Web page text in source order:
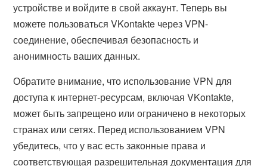
устройстве и войдите в свой аккаунт. Теперь вы
можете пользоваться VKontakte через VPN-
соединение, обеспечивая безопасность и
анонимность ваших данных.
Обратите внимание, что использование VPN для
доступа к интернет-ресурсам, включая VKontakte,
может быть запрещено или ограничено в некоторых
странах или сетях. Перед использованием VPN
убедитесь, что у вас есть законные права и
соответствующая разрешительная документация для